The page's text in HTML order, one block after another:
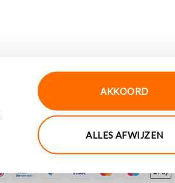
AKKOORD
ALLES AFWIJZEN